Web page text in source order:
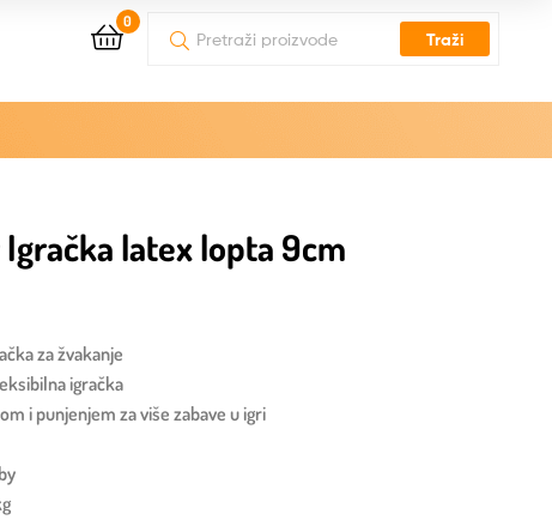
0
Traži
latex lopta 9cm
za žvakanje
igračka
i punjenjem za više zabave u igri